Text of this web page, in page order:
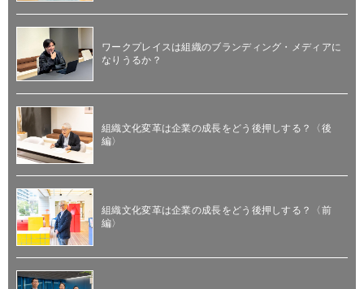
ワークプレイスは組織のブランディング・メディアに
なりうるか？
組織文化変革は企業の成長をどう後押しする？〈後
編〉
組織文化変革は企業の成長をどう後押しする？〈前
編〉